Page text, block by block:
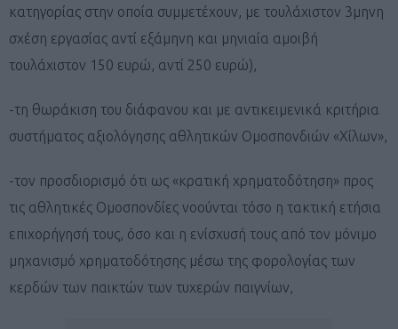
κατηγορίας στην οποία συμμετέχουν, με τουλάχιστον 3μηνη
σχέση εργασίας αντί εξάμηνη και μηνιαία αμοιβή
τουλάχιστον 150 ευρώ, αντί 250 ευρώ),
-τη θωράκιση του διάφανου και με αντικειμενικά κριτήρια
συστήματος αξιολόγησης αθλητικών Ομοσπονδιών «Χίλων»,
-τον προσδιορισμό ότι ως «κρατική χρηματοδότηση» προς
τις αθλητικές Ομοσπονδίες νοούνται τόσο η τακτική ετήσια
επιχορήγησή τους, όσο και η ενίσχυσή τους από τον μόνιμο
μηχανισμό χρηματοδότησης μέσω της φορολογίας των
κερδών των παικτών των τυχερών παιγνίων,